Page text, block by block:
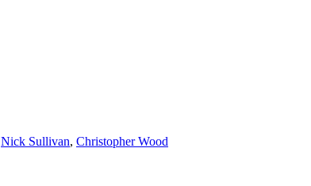
Nick Sullivan, Christopher Wood